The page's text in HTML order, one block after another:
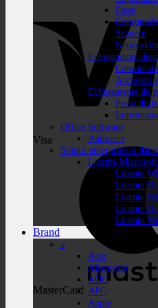
Visa
MasterCard
Piese
Scanere
Echipamente
Accesorii
Echipamente de
Prese
Office Software
Antivirus
Solutii enterprise si
Licente Microsoft
Licente
Licente
Licente
Licente
Licente
Brand
a
Acer
Alienware
AOC
APC
Apple